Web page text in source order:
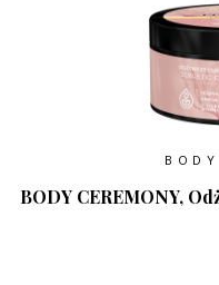
BODY CEREMONY,